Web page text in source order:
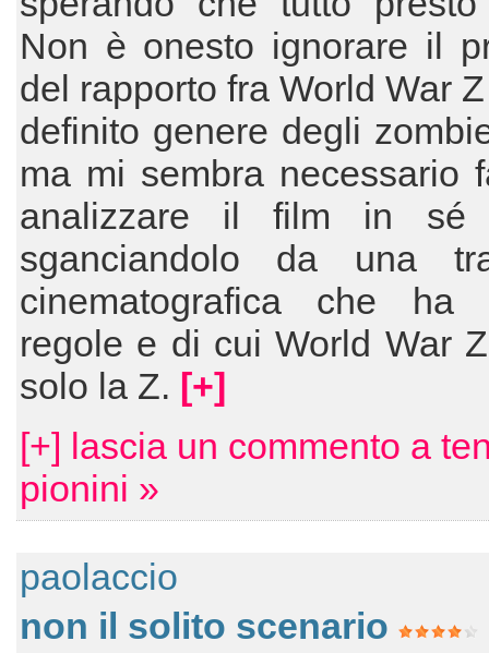
Non è onesto ignorare il
del rapporto fra World War
definito genere degli
ma mi sembra necessario
analizzare il film in sé
sganciandolo da una
cinematografica che
regole e di cui World War
solo la Z. [+]
[+] lascia un commento a
pionini »
paolaccio
non il solito scenario